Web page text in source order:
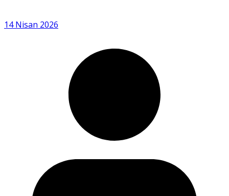
14 Nisan 2026